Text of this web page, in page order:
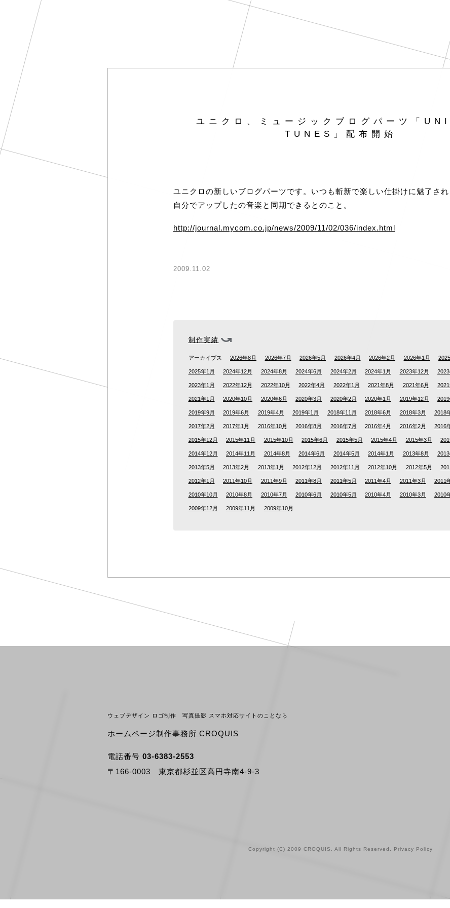
ユニクロ、ミュージックブログパーツ「
TUNES」配布開始
ユニクロの新しいブログパーツです。いつも斬新で楽しい仕掛けに魅了され
自分でアップしたの音楽と同期できるとのこと。
http://journal.mycom.co.jp/news/2009/11/02/036/index.html
2009.11.02
制作実績
アーカイブス 2026年8月 2026年7月 2026年5月 2026年4月 2026年2月 2026年1月
2025年1月 2024年12月 2024年8月 2024年6月 2024年2月 2024年1月 2023年12月 2023
2023年1月 2022年12月 2022年10月 2022年4月 2022年1月 2021年8月 2021年6月 2021
2021年1月 2020年10月 2020年6月 2020年3月 2020年2月 2020年1月 2019年12月 2019
2019年9月 2019年6月 2019年4月 2019年1月 2018年11月 2018年6月 2018年3月 2018
2017年2月 2017年1月 2016年10月 2016年8月 2016年7月 2016年4月 2016年2月 2016
2015年12月 2015年11月 2015年10月 2015年6月 2015年5月 2015年4月 2015年3月
2014年12月 2014年11月 2014年8月 2014年6月 2014年5月 2014年1月 2013年8月 2013
2013年5月 2013年2月 2013年1月 2012年12月 2012年11月 2012年10月 2012年5月
2012年1月 2011年10月 2011年9月 2011年8月 2011年5月 2011年4月 2011年3月 2011
2010年10月 2010年8月 2010年7月 2010年6月 2010年5月 2010年4月 2010年3月 2010
2009年12月 2009年11月 2009年10月
ウェブデザイン ロゴ制作 写真撮影 スマホ対応サイトのことなら
ホームページ制作事務所 CROQUIS
電話番号 03-6383-2553
〒166-0003 東京都杉並区高円寺南4-9-3
Copyright (C) 2009 CROQUIS. All Rights Reserved. Privacy Policy